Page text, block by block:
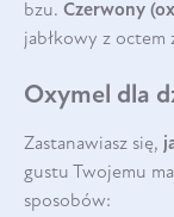
bzu. Czerwony
jabłkowy z octem
Oxymel dla
Zastanawiasz się,
gustu Twojemu
sposobów: